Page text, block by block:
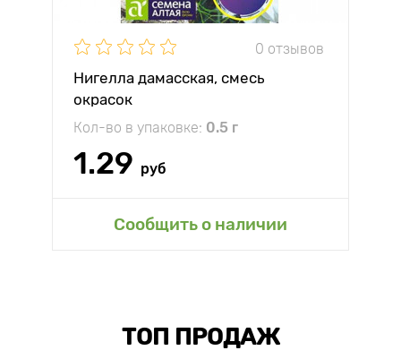
0 отзывов
Нигелла дамасская, смесь
окрасок
Кол-во в упаковке: 0.5 г
1.29 руб
Сообщить о наличии
ТОП ПРОДАЖ